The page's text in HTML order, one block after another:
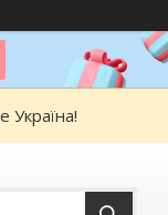
Україна!